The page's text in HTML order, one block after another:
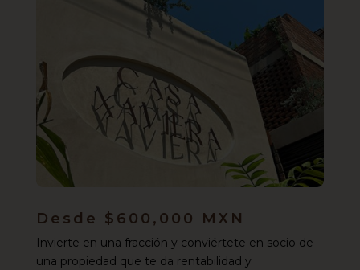
Desde $600,000 MXN
Invierte en una fracción y conviértete en socio de
una propiedad que te da rentabilidad y